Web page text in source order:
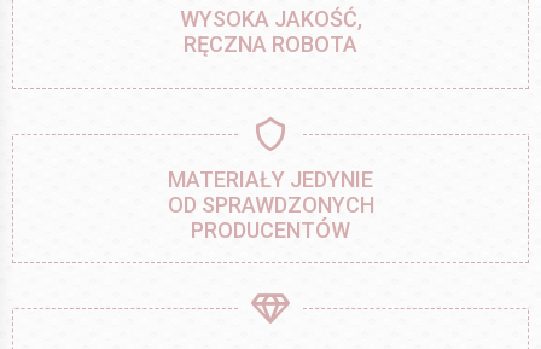
WYSOKA JAKOŚĆ,
RĘCZNA ROBOTA
MATERIAŁY JEDYNIE
OD SPRAWDZONYCH
PRODUCENTÓW